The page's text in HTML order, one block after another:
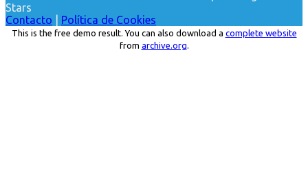
Stars
Contacto
Política de Cookies
This is the free demo result. You can also download a complete website
from archive.org.